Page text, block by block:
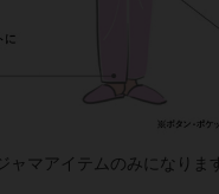
マアイテムのみになります